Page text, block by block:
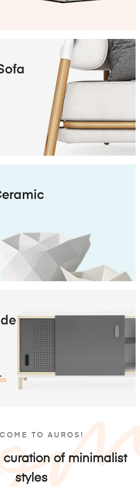
TO AUROS!
of minimalist
styles